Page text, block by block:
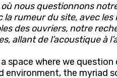
nous questionnons
rumeur du site, avec
des ouvriers, notre
allant de l’acoustique à
space where we
environment, the myriad